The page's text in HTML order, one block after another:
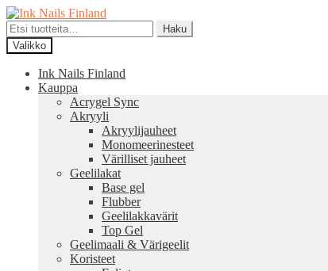
Siirry
navigointiin
Siirry
sisältöön
Etsi:
Haku
Valikko
Ink Nails Finland
Kauppa
Acrygel Sync
Akryyli
Akryylijauheet
Monomeerinesteet
Värilliset jauheet
Geelilakat
Base gel
Flubber
Geelilakkavärit
Top Gel
Geelimaali & Värigeelit
Koristeet